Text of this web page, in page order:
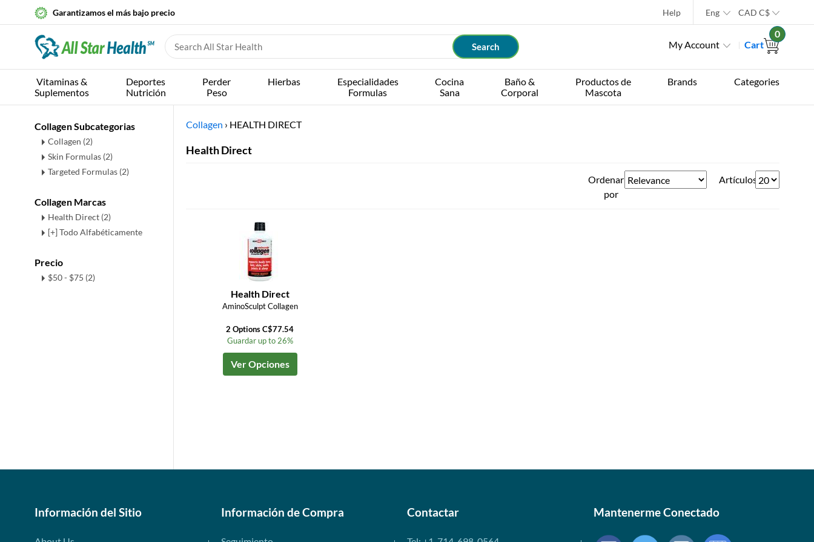
Garantizamos el más bajo precio Help Eng CAD C$
My Account Cart
0
Vitaminas &
Suplementos
Deportes
Nutrición
Perder
Peso
Hierbas
Especialidades
Formulas
Cocina
Sana
Baño &
Corporal
Productos de
Mascota
Brands Categories
Collagen Subcategorias
Collagen (2)
Skin Formulas (2)
Targeted Formulas (2)
Collagen Marcas
Health Direct (2)
[+] Todo Alfabéticamente
Precio
$50 - $75 (2)
Collagen › HEALTH DIRECT
Health Direct
Ordenar
por
Artículos
Health Direct
AminoSculpt Collagen
2 Options C$77.54
Guardar up to 26%
Ver Opciones
Información del Sitio Información de Compra Contactar Mantenerme Conectado